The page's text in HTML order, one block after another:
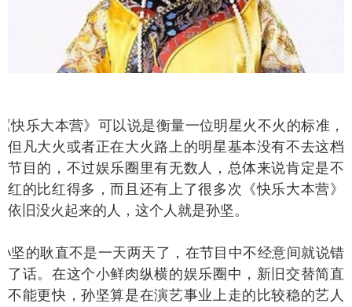
乐大本营》可以说是衡量一位明星火不火的标准，
但凡大火或者正在大火路上的明星基本没有不去这档
节目的，不过娱乐圈里有无数人，总体来说肯定是不
红的比红得多，而且还有上了很多次《快乐大本营》
依旧没火起来的人，这个人就是孙坚。
的耿直不是一天两天了，在节目中不经意间就说错
了话。在这个小鲜肉纵横的娱乐圈中，新旧交替简直
不能更快，孙坚算是在演艺事业上走的比较稳的艺人